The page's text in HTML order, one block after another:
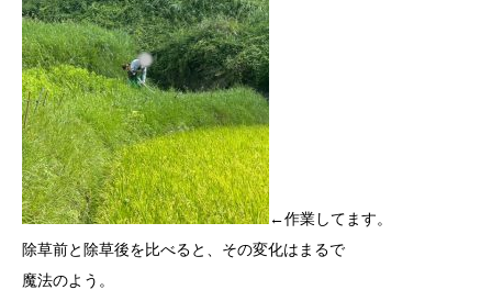
←作業してます。
除草前と除草後を比べると、その変化はまるで
魔法のよう。